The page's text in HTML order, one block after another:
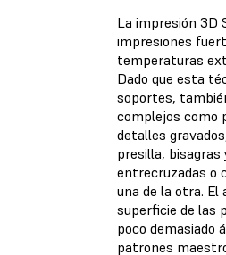
La impresión 3D
impresiones
temperaturas
Dado que esta
soportes,
complejos como
detalles
presilla, bisagras
entrecruzadas o
una de la otra. El
superficie de las
poco demasiado
patrones